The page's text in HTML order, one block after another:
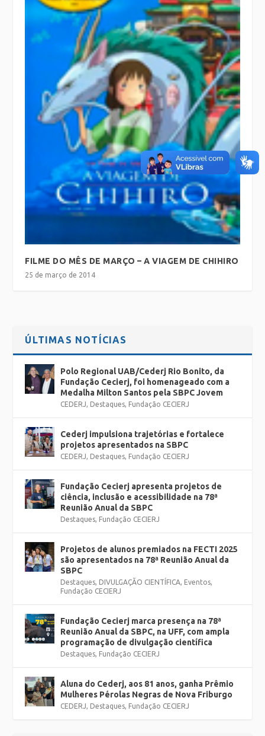
FILME DO MÊS DE MARÇO – A VIAGEM DE CHIHIRO
25 de março de 2014
ÚLTIMAS NOTÍCIAS
Polo Regional UAB/Cederj Rio Bonito, da
Fundação Cecierj, foi homenageado com a
Medalha Milton Santos pela SBPC Jovem
CEDERJ, Destaques, Fundação CECIERJ
Cederj impulsiona trajetórias e fortalece
projetos apresentados na SBPC
CEDERJ, Destaques, Fundação CECIERJ
Fundação Cecierj apresenta projetos de
ciência, inclusão e acessibilidade na 78ª
Reunião Anual da SBPC
Destaques, Fundação CECIERJ
Projetos de alunos premiados na FECTI 2025
são apresentados na 78ª Reunião Anual da
SBPC
Destaques, DIVULGAÇÃO CIENTÍFICA, Eventos,
Fundação CECIERJ
Fundação Cecierj marca presença na 78ª
Reunião Anual da SBPC, na UFF, com ampla
programação de divulgação científica
Destaques, Fundação CECIERJ
Aluna do Cederj, aos 81 anos, ganha Prêmio
Mulheres Pérolas Negras de Nova Friburgo
CEDERJ, Destaques, Fundação CECIERJ